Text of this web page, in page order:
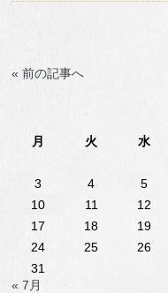
« 前の記事へ
月
火 水
3
4 5
10
11 12
17
18 19
24
25 26
31
« 7月